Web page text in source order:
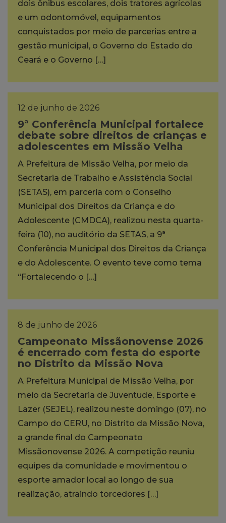
dois ônibus escolares, dois tratores agrícolas
e um odontomóvel, equipamentos
conquistados por meio de parcerias entre a
gestão municipal, o Governo do Estado do
Ceará e o Governo […]
12 de junho de 2026
9ª Conferência Municipal fortalece
debate sobre direitos de crianças e
adolescentes em Missão Velha
A Prefeitura de Missão Velha, por meio da
Secretaria de Trabalho e Assistência Social
(SETAS), em parceria com o Conselho
Municipal dos Direitos da Criança e do
Adolescente (CMDCA), realizou nesta quarta-
feira (10), no auditório da SETAS, a 9ª
Conferência Municipal dos Direitos da Criança
e do Adolescente. O evento teve como tema
“Fortalecendo o […]
8 de junho de 2026
Campeonato Missãonovense 2026
é encerrado com festa do esporte
no Distrito da Missão Nova
A Prefeitura Municipal de Missão Velha, por
meio da Secretaria de Juventude, Esporte e
Lazer (SEJEL), realizou neste domingo (07), no
Campo do CERU, no Distrito da Missão Nova,
a grande final do Campeonato
Missãonovense 2026. A competição reuniu
equipes da comunidade e movimentou o
esporte amador local ao longo de sua
realização, atraindo torcedores […]